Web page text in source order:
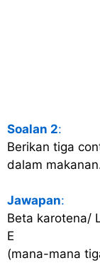
Soalan 2:
Berikan tiga
dalam
Jawapan:
Beta karotena/
E
(mana-mana